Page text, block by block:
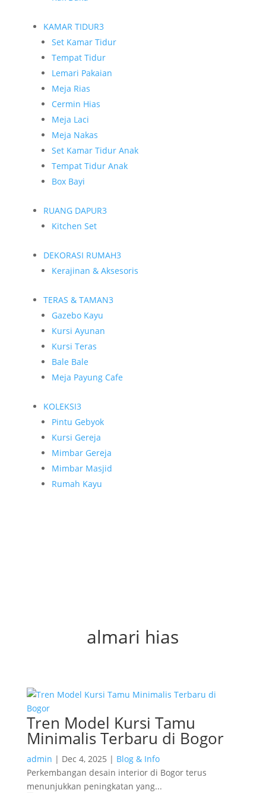
KAMAR TIDUR3
Set Kamar Tidur
Tempat Tidur
Lemari Pakaian
Meja Rias
Cermin Hias
Meja Laci
Meja Nakas
Set Kamar Tidur Anak
Tempat Tidur Anak
Box Bayi
RUANG DAPUR3
Kitchen Set
DEKORASI RUMAH3
Kerajinan & Aksesoris
TERAS & TAMAN3
Gazebo Kayu
Kursi Ayunan
Kursi Teras
Bale Bale
Meja Payung Cafe
KOLEKSI3
Pintu Gebyok
Kursi Gereja
Mimbar Gereja
Mimbar Masjid
Rumah Kayu
almari hias
Tren Model Kursi Tamu
Minimalis Terbaru di Bogor
admin | Dec 4, 2025 | Blog & Info
Perkembangan desain interior di Bogor terus
menunjukkan peningkatan yang...